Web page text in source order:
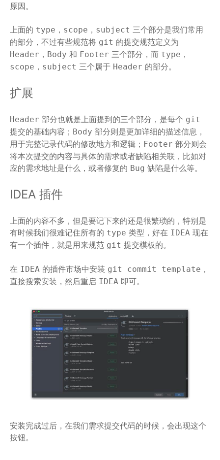
原因。
上面的 type ， scope ， subject 三个部分是我们常用
的部分，不过有些规范将 git 的提交规范定义为
Header ， Body 和 Footer 三个部分，而 type ，
scope ， subject 三个属于 Header 的部分。
扩展
Header 部分也就是上面提到的三个部分，是每个 git
提交的基础内容； Body 部分则是更加详细的描述信息，
用于完整记录代码的修改地方和逻辑； Footer 部分则会
将本次提交的内容与具体的需求或者缺陷相关联，比如对
应的需求地址是什么，或者修复的 Bug 缺陷是什么等。
IDEA 插件
上面的内容不多，但是要记下来的还是很繁琐的，特别是
有时候我们很难记住所有的 type 类型，好在 IDEA 现在
有一个插件，就是用来规范 git 提交模板的。
在 IDEA 的插件市场中安装 git commit template ，
直接搜索安装，然后重启 IDEA 即可。
安装完成过后，在我们需求提交代码的时候，会出现这个
按钮。